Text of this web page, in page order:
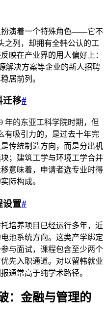
扮演着一个特殊角色——它不
之列，却拥有全韩公认的工
映在产业界的用人偏好上：
解决方案等企业的新人招聘
居前列。
迁移#
年的东亚工科学院时期，但
有吸引力的，是过去十年完
传统制造方向，而是分出机
；建筑工学与环境工学合并
意味着，申请者选专业时得
际构成。
设置#
培养项目已经运行多年，近
池系统方向。这类产学绑定
与面试，课程包含至少两个
先入职通道。对以留韩就业
通常高于纯学术路径。
：金融与管理的